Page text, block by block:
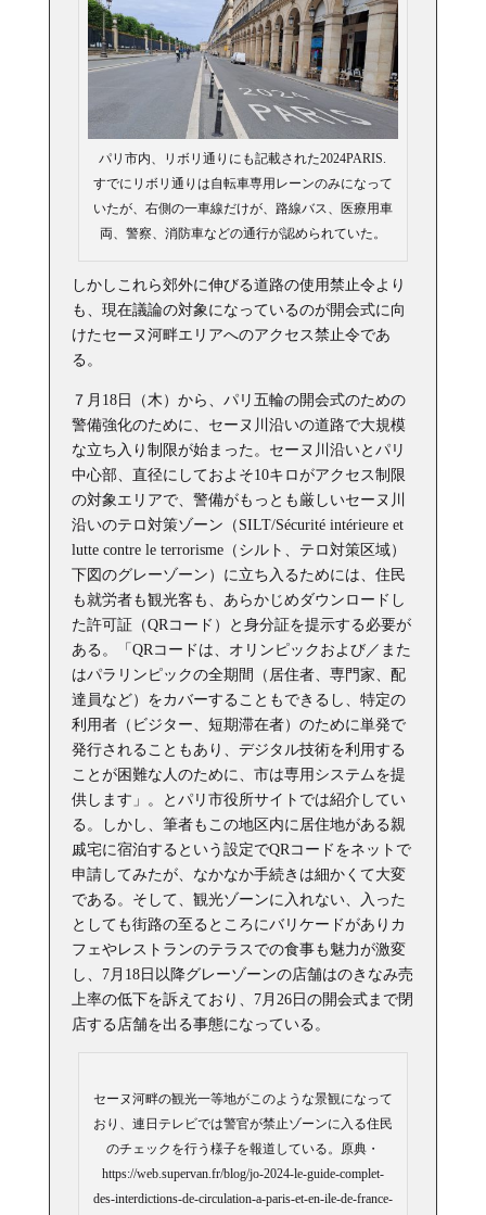
パリ市内、リボリ通りにも記載された2024PARIS.
すでにリボリ通りは自転車専用レーンのみになって
いたが、右側の一車線だけが、路線バス、医療用車
両、警察、消防車などの通行が認められていた。
しかしこれら郊外に伸びる道路の使用禁止令より
も、現在議論の対象になっているのが開会式に向
けたセーヌ河畔エリアへのアクセス禁止令であ
る。
７月18日（木）から、パリ五輪の開会式のための
警備強化のために、セーヌ川沿いの道路で大規模
な立ち入り制限が始まった。セーヌ川沿いとパリ
中心部、直径にしておよそ10キロがアクセス制限
の対象エリアで、警備がもっとも厳しいセーヌ川
沿いのテロ対策ゾーン（SILT/Sécurité intérieure et
lutte contre le terrorisme（シルト、テロ対策区域）
下図のグレーゾーン）に立ち入るためには、住民
も就労者も観光客も、あらかじめダウンロードし
た許可証（QRコード）と身分証を提示する必要が
ある。「QRコードは、オリンピックおよび／また
はパラリンピックの全期間（居住者、専門家、配
達員など）をカバーすることもできるし、特定の
利用者（ビジター、短期滞在者）のために単発で
発行されることもあり、デジタル技術を利用する
ことが困難な人のために、市は専用システムを提
供します」。とパリ市役所サイトでは紹介してい
る。しかし、筆者もこの地区内に居住地がある親
戚宅に宿泊するという設定でQRコードをネットで
申請してみたが、なかなか手続きは細かくて大変
である。そして、観光ゾーンに入れない、入った
としても街路の至るところにバリケードがありカ
フェやレストランのテラスでの食事も魅力が激変
し、7月18日以降グレーゾーンの店舗はのきなみ売
上率の低下を訴えており、7月26日の開会式まで閉
店する店舗を出る事態になっている。
セーヌ河畔の観光一等地がこのような景観になって
おり、連日テレビでは警官が禁止ゾーンに入る住民
のチェックを行う様子を報道している。原典・
https://web.supervan.fr/blog/jo-2024-le-guide-complet-
des-interdictions-de-circulation-a-paris-et-en-ile-de-france-